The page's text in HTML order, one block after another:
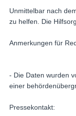
Unmittelbar nach
zu helfen. Die
Anmerkungen für
- Die Daten wurden
einer
Pressekontakt: